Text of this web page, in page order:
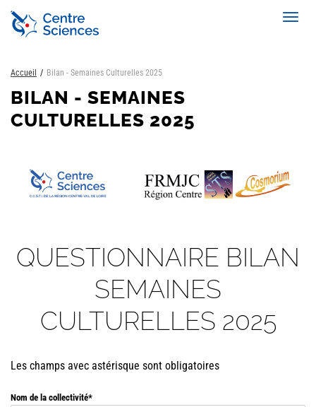
Aller
contenu
Accueil Bilan - Semaines Culturelles 2025
BILAN - SEMAINES
CULTURELLES 2025
QUESTIONNAIRE BILAN
SEMAINES
CULTURELLES 2025
Les champs avec astérisque sont obligatoires
Nom de la collectivité